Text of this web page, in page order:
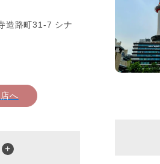
造路町31-7 シナ
へ